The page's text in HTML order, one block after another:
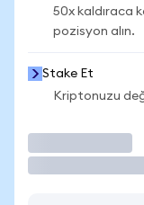
50x kaldıraca
pozisyon alın.
Stake Et
Kriptonuzu